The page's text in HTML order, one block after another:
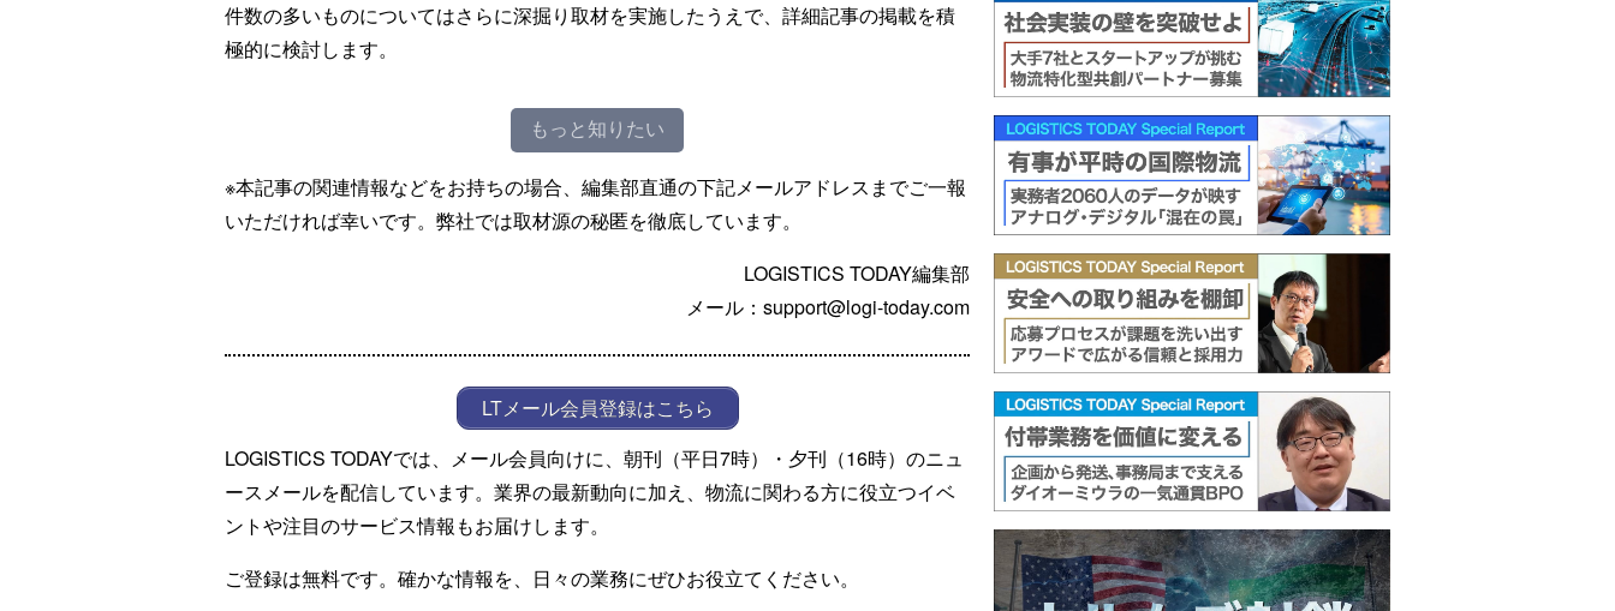
件数の多いものについてはさらに深掘り取材を実施したうえで、詳細記事の掲載を積
極的に検討します。
もっと知りたい
※本記事の関連情報などをお持ちの場合、編集部直通の下記メールアドレスまでご一報
いただければ幸いです。弊社では取材源の秘匿を徹底しています。
LOGISTICS TODAY編集部
メール：support@logi-today.com
LTメール会員登録はこちら
LOGISTICS TODAYでは、メール会員向けに、朝刊（平日7時）・夕刊（16時）のニュ
ースメールを配信しています。業界の最新動向に加え、物流に関わる方に役立つイベ
ントや注目のサービス情報もお届けします。
ご登録は無料です。確かな情報を、日々の業務にぜひお役立てください。